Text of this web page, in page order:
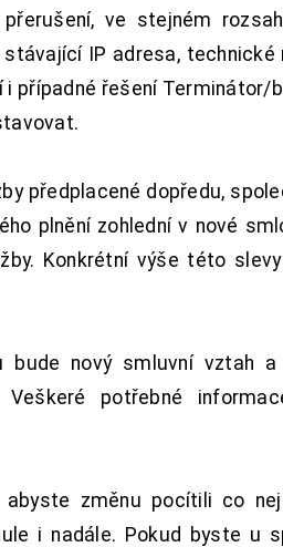
ve stejném
IP adresa, technické
i případné řešení Terminátor/
předplacené dopředu,
plnění zohlední v nové
Konkrétní výše této
bude nový smluvní vztah
Veškeré potřebné
změnu pocítili co
i nadále. Pokud byste u